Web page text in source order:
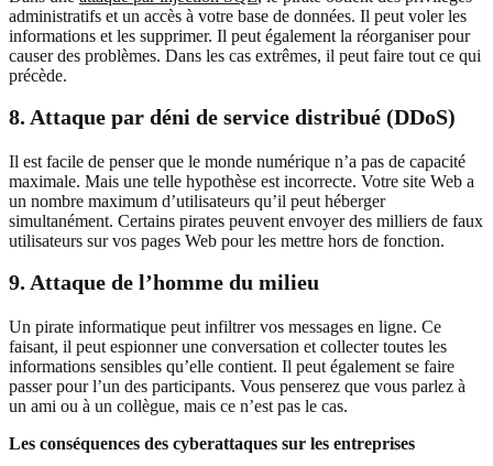
administratifs et un accès à votre base de données. Il peut voler les
informations et les supprimer. Il peut également la réorganiser pour
causer des problèmes. Dans les cas extrêmes, il peut faire tout ce qui
précède.
8. Attaque par déni de service distribué (DDoS)
Il est facile de penser que le monde numérique n’a pas de capacité
maximale. Mais une telle hypothèse est incorrecte. Votre site Web a
un nombre maximum d’utilisateurs qu’il peut héberger
simultanément. Certains pirates peuvent envoyer des milliers de faux
utilisateurs sur vos pages Web pour les mettre hors de fonction.
9. Attaque de l’homme du milieu
Un pirate informatique peut infiltrer vos messages en ligne. Ce
faisant, il peut espionner une conversation et collecter toutes les
informations sensibles qu’elle contient. Il peut également se faire
passer pour l’un des participants. Vous penserez que vous parlez à
un ami ou à un collègue, mais ce n’est pas le cas.
Les conséquences des cyberattaques sur les entreprises